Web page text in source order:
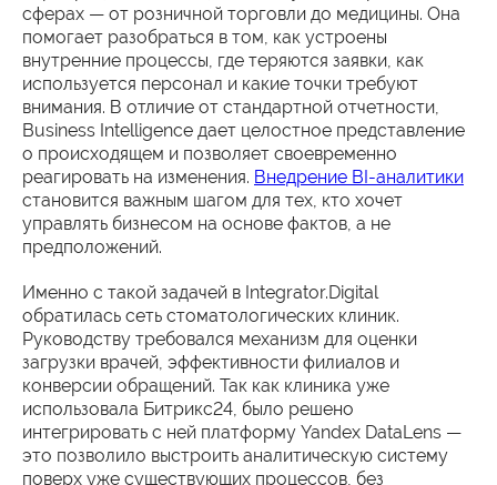
сферах — от розничной торговли до медицины. Она
помогает разобраться в том, как устроены
внутренние процессы, где теряются заявки, как
используется персонал и какие точки требуют
внимания. В отличие от стандартной отчетности,
Business Intelligence дает целостное представление
о происходящем и позволяет своевременно
реагировать на изменения. Внедрение BI-аналитики
становится важным шагом для тех, кто хочет
управлять бизнесом на основе фактов, а не
предположений.
Именно с такой задачей в Integrator.Digital
обратилась сеть стоматологических клиник.
Руководству требовался механизм для оценки
загрузки врачей, эффективности филиалов и
конверсии обращений. Так как клиника уже
использовала Битрикс24, было решено
интегрировать с ней платформу Yandex DataLens —
это позволило выстроить аналитическую систему
поверх уже существующих процессов, без